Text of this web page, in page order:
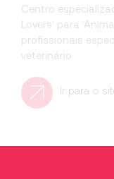
Centro
Lovers' para
profissionais
veterinário.
Ir para o